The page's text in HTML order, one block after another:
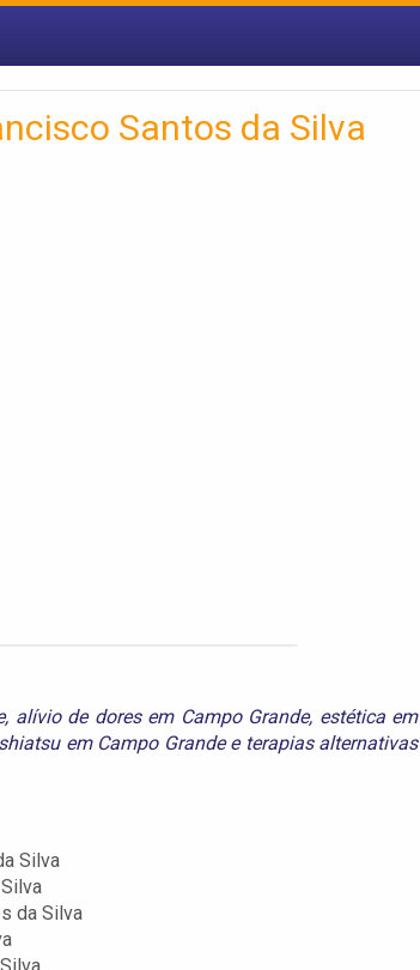
Santos da Silva
, alívio de dores em Campo Grande, estética em
em Campo Grandee terapias alternativas
Silva
da Silva